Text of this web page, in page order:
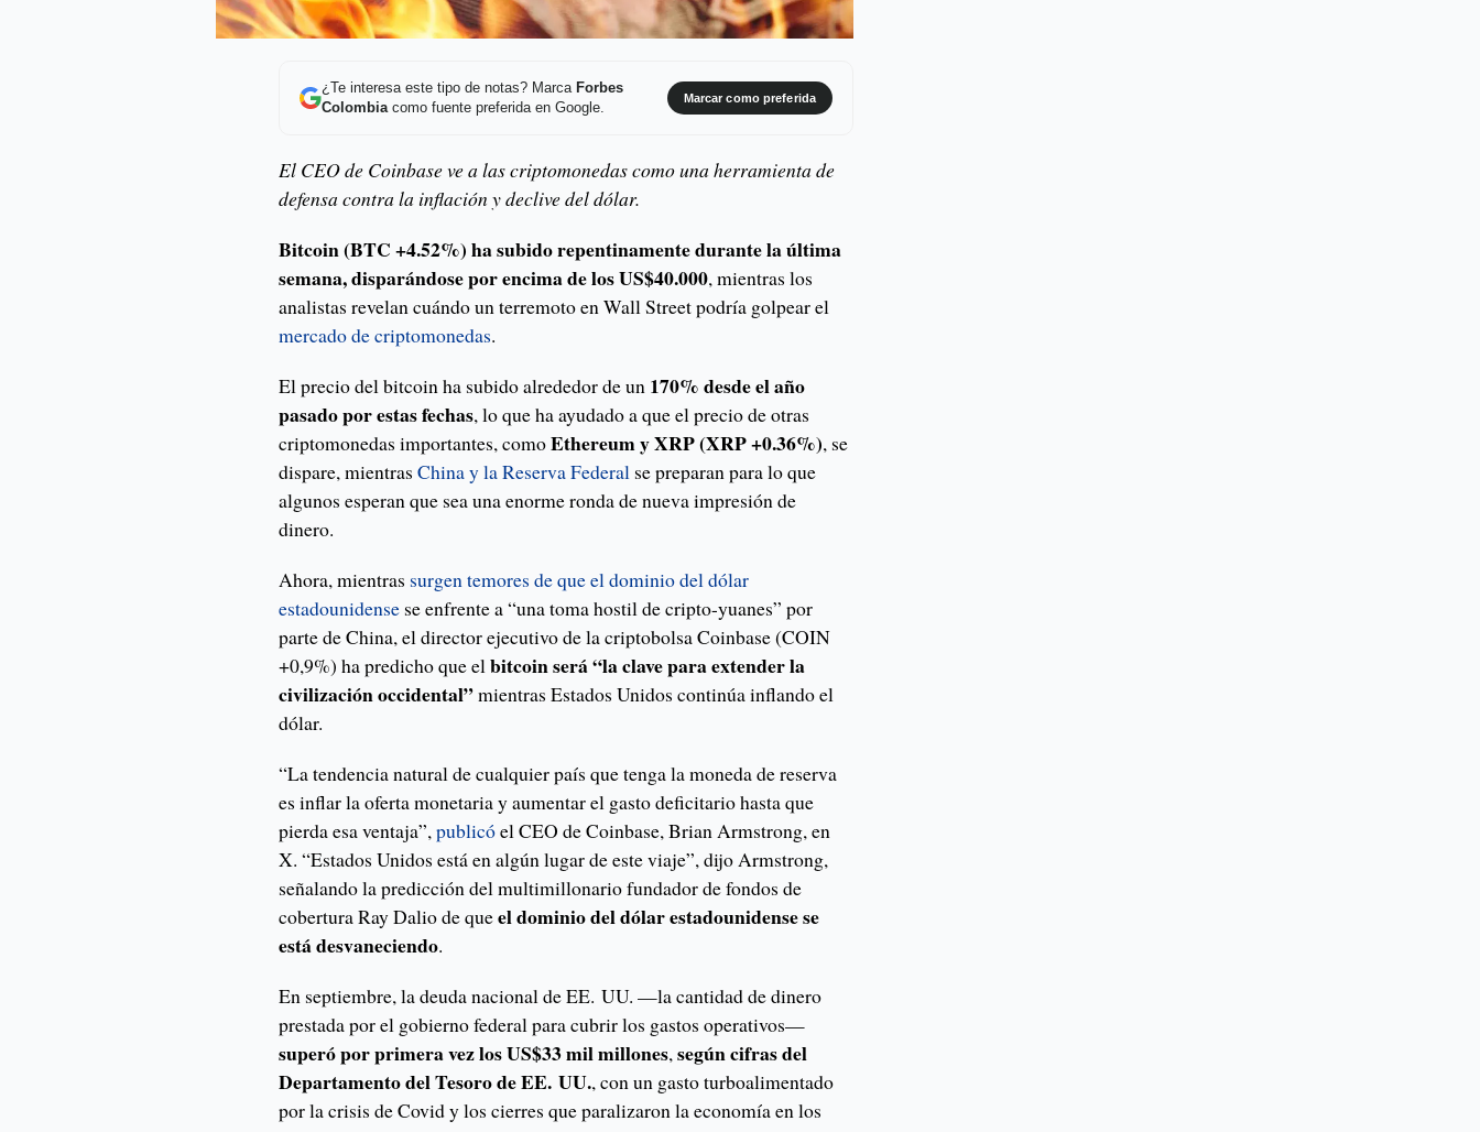
¿Te interesa este tipo de notas? Marca Forbes
Colombiacomo fuente preferida en Google.
Marcar como preferida
El CEO de Coinbase ve a las criptomonedas como una herramienta de
defensa contra la inflación y declive del dólar.
Bitcoin (BTC +4.52%) ha subido repentinamente durante la última
semana, disparándose por encima de los US$40.000, mientras los
analistas revelan cuándo un terremoto en Wall Street podría golpear el
mercado de criptomonedas.
El precio del bitcoin ha subido alrededor de un 170% desde el año
pasado por estas fechas, lo que ha ayudado a que el precio de otras
criptomonedas importantes, comoEthereum y XRP (XRP +0.36%), se
dispare, mientras China y la Reserva Federal se preparan para lo que
algunos esperan que sea una enorme ronda de nueva impresión de
dinero.
Ahora, mientras surgen temores de que el dominio del dólar
estadounidense se enfrente a “una toma hostil de cripto-yuanes” por
parte de China, el director ejecutivo de la criptobolsa Coinbase (COIN
+0,9%) ha predicho que elbitcoin será “la clave para extender la
civilización occidental”mientras Estados Unidos continúa inflando el
dólar.
“La tendencia natural de cualquier país que tenga la moneda de reserva
es inflar la oferta monetaria y aumentar el gasto deficitario hasta que
pierda esa ventaja”,publicóel CEO de Coinbase, Brian Armstrong, en
X. “Estados Unidos está en algún lugar de este viaje”, dijo Armstrong,
señalando la predicción del multimillonario fundador de fondos de
cobertura Ray Dalio de queel dominio del dólar estadounidense se
está desvaneciendo.
En septiembre, la deuda nacional de EE. UU. —la cantidad de dinero
prestada por el gobierno federal para cubrir los gastos operativos—
superó por primera vez los US$33 mil millones,según cifras del
Departamento del Tesoro de EE. UU., con un gasto turboalimentado
por la crisis de Covid y los cierres que paralizaron la economía en los